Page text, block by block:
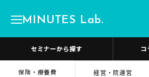
MINUTES Lab.
セミナーから探す コ
保険・療養費 経営・院運営